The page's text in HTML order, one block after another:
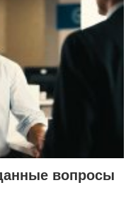
вопросы